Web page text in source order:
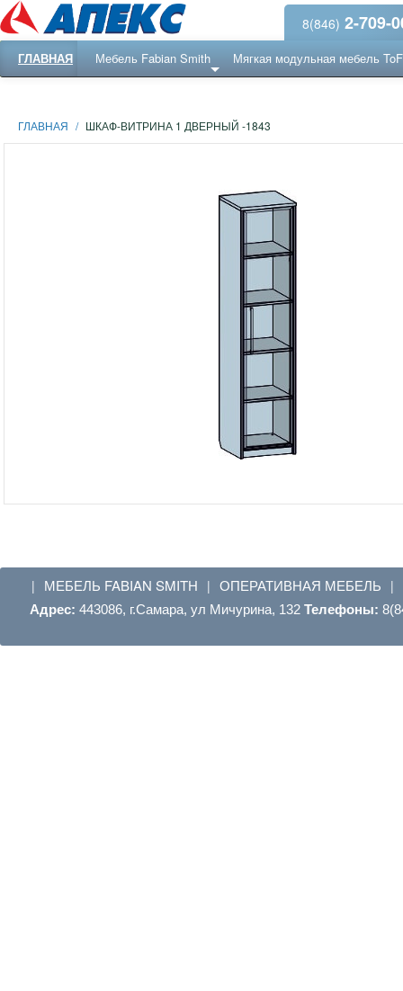
8(846) 2-709-
ГЛАВНАЯ Мебель Fabian Smith Мягкая модульная мебель
ГЛАВНАЯ / ШКАФ-ВИТРИНА 1 ДВЕРНЫЙ -1843
| МЕБЕЛЬ FABIAN SMITH | ОПЕРАТИВНАЯ МЕБЕЛЬ |
Адрес: 443086, г.Самара, ул Мичурина, 132 Телефоны: